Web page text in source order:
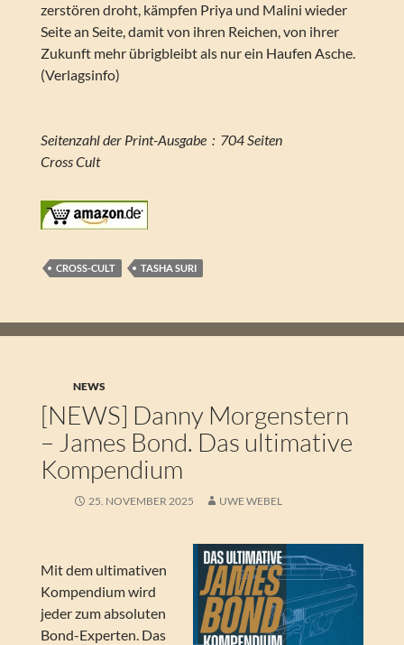
zerstören droht, kämpfen Priya und Malini wieder
Seite an Seite, damit von ihren Reichen, von ihrer
Zukunft mehr übrigbleibt als nur ein Haufen Asche.
(Verlagsinfo)
Seitenzahl der Print-Ausgabe ‏ : ‎ 704 Seiten
Cross Cult
CROSS-CULT TASHA SURI
NEWS
[NEWS] Danny Morgenstern
– James Bond. Das ultimative
Kompendium
25. NOVEMBER 2025 UWE WEBEL
Mit dem ultimativen
Kompendium wird
jeder zum absoluten
Bond-Experten. Das